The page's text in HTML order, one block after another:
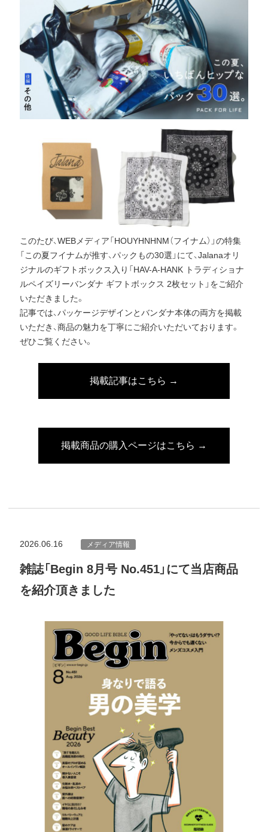
このたび、WEBメディア「HOUYHNHNM（フイナム）」の特集
「この夏フイナムが推す、パックもの30選」にて、Jalanaオリ
ジナルのギフトボックス入り「HAV-A-HANK トラディショナ
ルペイズリーバンダナ ギフトボックス 2枚セット」をご紹介
いただきました。
記事では、パッケージデザインとバンダナ本体の両方を掲載
いただき、商品の魅力を丁寧にご紹介いただいております。
ぜひご覧ください。
掲載記事はこちら →
掲載商品の購入ページはこちら →
2026.06.16 メディア情報
雑誌「Begin 8月号 No.451」にて当店商品
を紹介頂きました